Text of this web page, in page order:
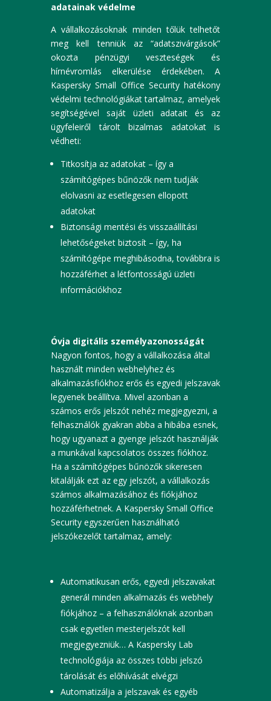
adatainak védelme
A vállalkozásoknak minden tőlük telhetőt
meg kell tenniük az “adatszivárgások”
okozta pénzügyi veszteségek és
hírnévromlás elkerülése érdekében. A
Kaspersky Small Office Security hatékony
védelmi technológiákat tartalmaz, amelyek
segítségével saját üzleti adatait és az
ügyfeleiről tárolt bizalmas adatokat is
védheti:
Titkosítja az adatokat – így a
számítógépes bűnözők nem tudják
elolvasni az esetlegesen ellopott
adatokat
Biztonsági mentési és visszaállítási
lehetőségeket biztosít – így, ha
számítógépe meghibásodna, továbbra is
hozzáférhet a létfontosságú üzleti
információkhoz
Óvja digitális személyazonosságát
Nagyon fontos, hogy a vállalkozása által
használt minden webhelyhez és
alkalmazásfiókhoz erős és egyedi jelszavak
legyenek beállítva. Mivel azonban a
számos erős jelszót nehéz megjegyezni, a
felhasználók gyakran abba a hibába esnek,
hogy ugyanazt a gyenge jelszót használják
a munkával kapcsolatos összes fiókhoz.
Ha a számítógépes bűnözők sikeresen
kitalálják ezt az egy jelszót, a vállalkozás
számos alkalmazásához és fiókjához
hozzáférhetnek. A Kaspersky Small Office
Security egyszerűen használható
jelszókezelőt tartalmaz, amely:
Automatikusan erős, egyedi jelszavakat
generál minden alkalmazás és webhely
fiókjához – a felhasználóknak azonban
csak egyetlen mesterjelszót kell
megjegyezniük… A Kaspersky Lab
technológiája az összes többi jelszó
tárolását és előhívását elvégzi
Automatizálja a jelszavak és egyéb